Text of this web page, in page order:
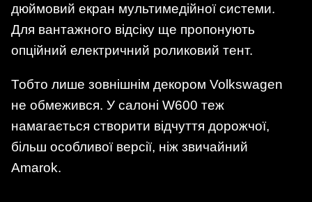
дюймовий екран мультимедійної системи.
Для вантажного відсіку ще пропонують
опційний електричний роликовий тент.
Тобто лише зовнішнім декором Volkswagen
не обмежився. У салоні W600 теж
намагається створити відчуття дорожчої,
більш особливої версії, ніж звичайний
Amarok.